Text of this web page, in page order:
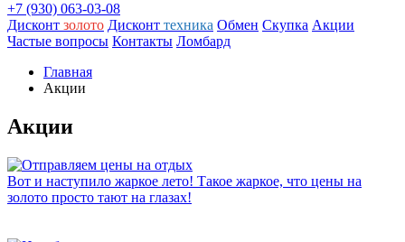
+7 (930) 063-03-08
Дисконт золото Дисконт техника Обмен Скупка Акции
Частые вопросы Контакты Ломбард
Главная
Акции
Акции
Вот и наступило жаркое лето! Такое жаркое, что цены на
золото просто тают на глазах!